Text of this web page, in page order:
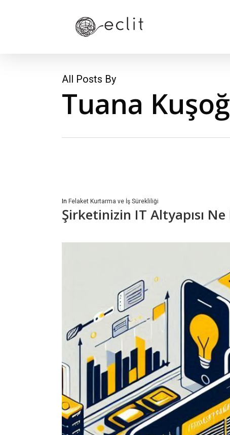
All Posts By
Tuana
In Felaket Kurtarma ve İş Sürekliliği
Şirketinizin IT Altyapısı